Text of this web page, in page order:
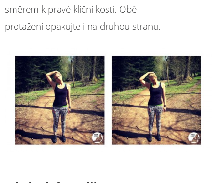
směrem k pravé klíční kosti. Obě
protažení opakujte i na druhou stranu.